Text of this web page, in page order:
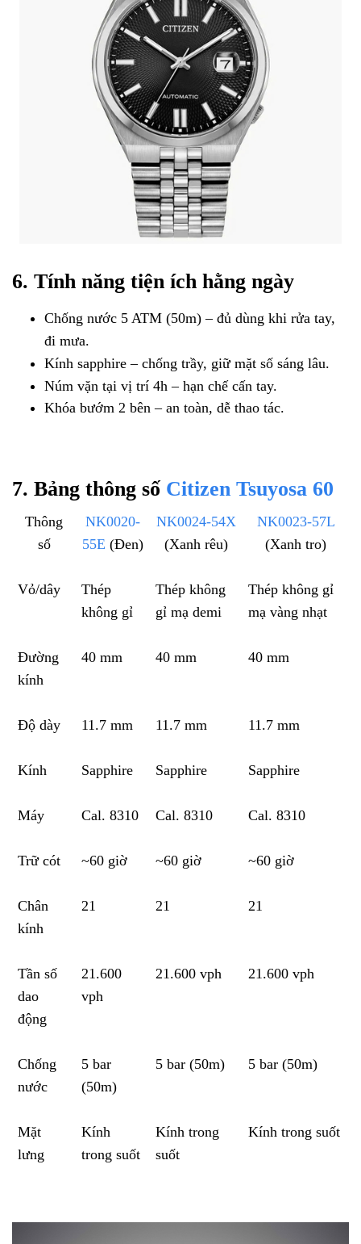
6. Tính năng tiện ích hằng ngày
Chống nước 5 ATM (50m) – đủ dùng khi rửa tay,
đi mưa.
Kính sapphire – chống trầy, giữ mặt số sáng lâu.
Núm vặn tại vị trí 4h – hạn chế cấn tay.
Khóa bướm 2 bên – an toàn, dễ thao tác.
7. Bảng thông số Citizen Tsuyosa 60
Thông
số
NK0020-
55E (Đen)
NK0024-54X
(Xanh rêu)
NK0023-57L
(Xanh tro)
Vỏ/dây
Thép
không gỉ
Thép không
gỉ mạ demi
Thép không gỉ
mạ vàng nhạt
Đường
kính
40 mm 40 mm 40 mm
Độ dày 11.7 mm 11.7 mm 11.7 mm
Kính Sapphire Sapphire Sapphire
Máy Cal. 8310 Cal. 8310 Cal. 8310
Trữ cót ~60 giờ ~60 giờ ~60 giờ
Chân
kính
21 21 21
Tần số
dao
động
21.600
vph
21.600 vph 21.600 vph
Chống
nước
5 bar
(50m)
5 bar (50m) 5 bar (50m)
Mặt
lưng
Kính
trong suốt
Kính trong
suốt
Kính trong suốt